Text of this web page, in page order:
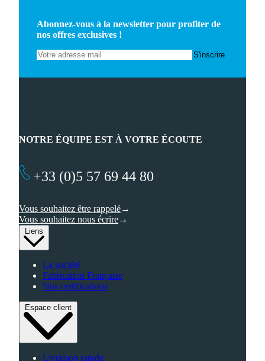
Abonnez-vous à la newsletter pour profiter de
nos offres exclusives !
Liens
La société
Fabrication Française
Nos certifications
Espace client
Livraison rapide
NOTRE ÉQUIPE EST À VOTRE ÉCOUTE
+33 (0)5 57 69 44 80
Vous souhaitez être rappelé
Vous souhaitez nous écrire